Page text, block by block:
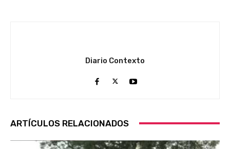
Diario Contexto
ARTÍCULOS RELACIONADOS